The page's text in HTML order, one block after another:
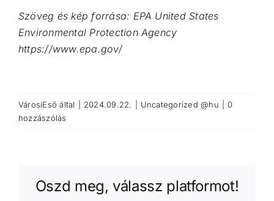
Szöveg és kép forrása: EPA United States
Environmental Protection Agency
https://www.epa.gov/
VárosiEső által 2024.09.22. Uncategorized @hu
0
hozzászólás
Oszd meg, válassz platformot!